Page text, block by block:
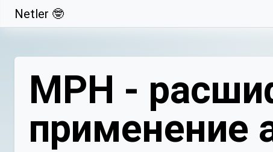
Свернуть
Netler 🤓
МРН -
применение